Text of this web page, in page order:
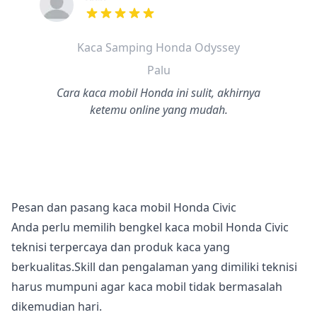
dari ulasan adalah bintang lima
Kaca Samping Honda Odyssey
Palu
Cara kaca mobil Honda ini sulit, akhirnya
ketemu online yang mudah.
Pesan dan pasang kaca mobil Honda Civic
Anda perlu memilih bengkel kaca mobil Honda Civic
teknisi terpercaya dan produk kaca yang
berkualitas.Skill dan pengalaman yang dimiliki teknisi
harus mumpuni agar kaca mobil tidak bermasalah
dikemudian hari.